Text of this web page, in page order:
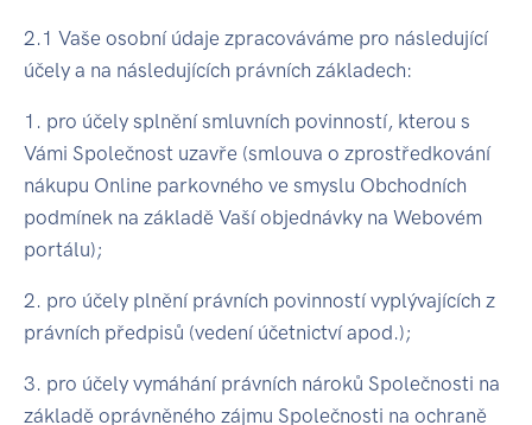
2.1 Vaše osobní údaje zpracováváme pro následující
účely a na následujících právních základech:
1. pro účely splnění smluvních povinností, kterou s
Vámi Společnost uzavře (smlouva o zprostředkování
nákupu Online parkovného ve smyslu Obchodních
podmínek na základě Vaší objednávky na Webovém
portálu);
2. pro účely plnění právních povinností vyplývajících z
právních předpisů (vedení účetnictví apod.);
3. pro účely vymáhání právních nároků Společnosti na
základě oprávněného zájmu Společnosti na ochraně